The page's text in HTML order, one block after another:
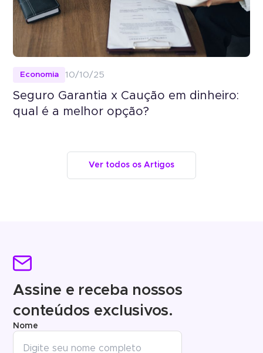
Economia 10/10/25
Seguro Garantia x Caução em dinheiro:
qual é a melhor opção?
Ver todos os Artigos
Assine e receba nossos
conteúdos exclusivos.
Nome